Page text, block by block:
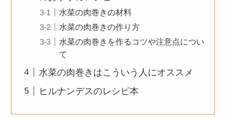
水菜の肉巻きの材料
水菜の肉巻きの作り方
水菜の肉巻きを作るコツや注意点につい
て
水菜の肉巻きはこういう人にオススメ
ヒルナンデスのレシピ本